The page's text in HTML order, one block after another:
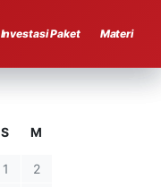
Investasi Paket Materi
S M
1
2